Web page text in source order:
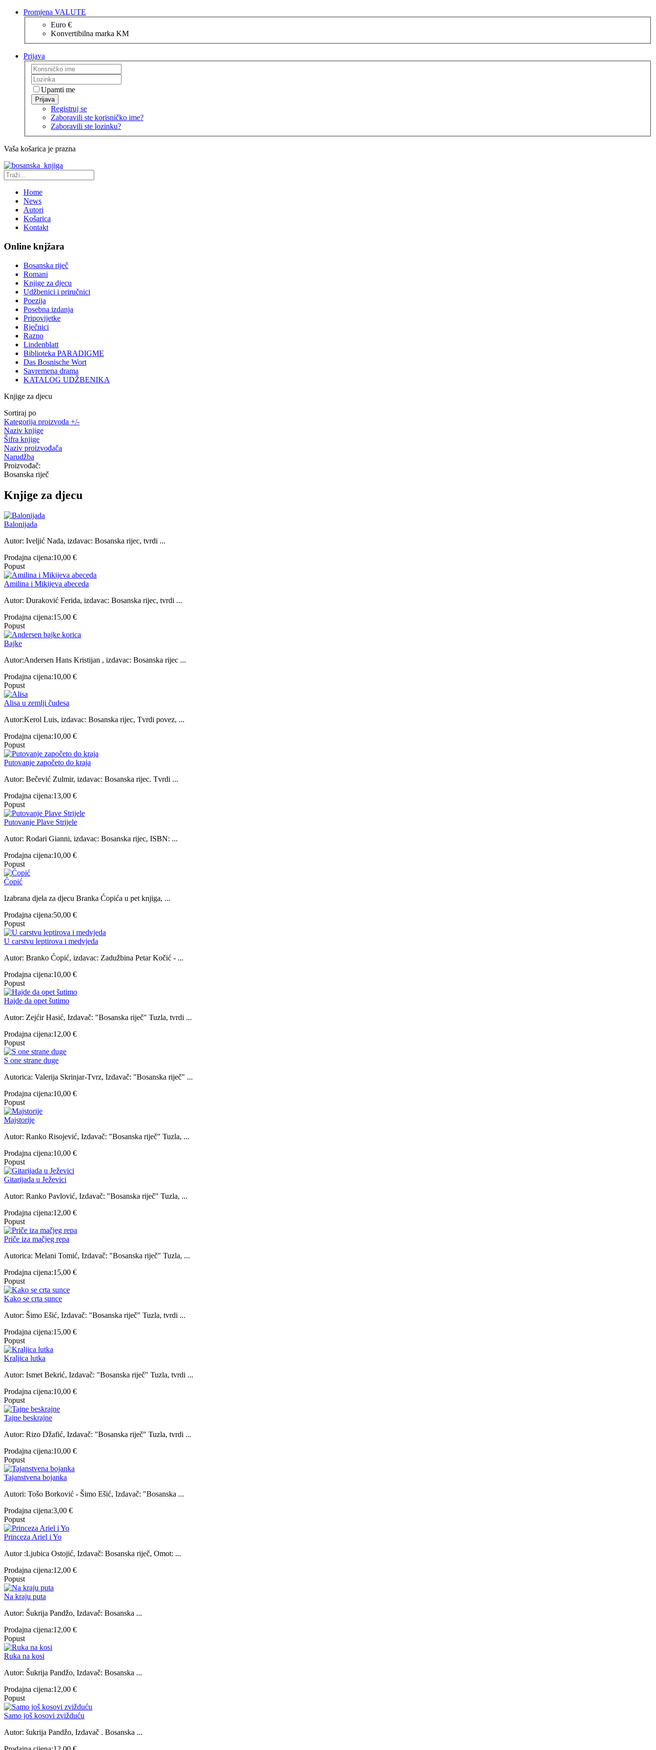
Promjena VALUTE
Euro €
Konvertibilna marka KM
Prijava
Upamti me
Prijava
Registruj se
Zaboravili ste korisničko ime?
Zaboravili ste lozinku?
Vaša košarica je prazna
Home
News
Autori
Košarica
Kontakt
Online knjžara
Bosanska riječ
Romani
Knjige za djecu
Udžbenici i priručnici
Poezija
Posebna izdanja
Pripovijetke
Rječnici
Razno
Lindenblatt
Biblioteka PARADIGME
Das Bosnische Wort
Savremena drama
KATALOG UDŽBENIKA
Knjige za djecu
Sortiraj po
Kategorija proizvoda +/-
Naziv knjige
Šifra knjige
Naziv proizvođača
Narudžba
Proizvođač:
Bosanska riječ
Knjige za djecu
Balonijada
Autor: Iveljić Nada, izdavac: Bosanska rijec, tvrdi ...
Prodajna cijena:10,00 €
Popust
Amilina i Mikijeva abeceda
Autor: Duraković Ferida, izdavac: Bosanska rijec, tvrdi ...
Prodajna cijena:15,00 €
Popust
Bajke
Autor:Andersen Hans Kristijan , izdavac: Bosanska rijec ...
Prodajna cijena:10,00 €
Popust
Alisa u zemlji čudesa
Autor:Kerol Luis, izdavac: Bosanska rijec, Tvrdi povez, ...
Prodajna cijena:10,00 €
Popust
Putovanje započeto do kraja
Autor: Bečević Zulmir, izdavac: Bosanska rijec. Tvrdi ...
Prodajna cijena:13,00 €
Popust
Putovanje Plave Strijele
Autor: Rodari Gianni, izdavac: Bosanska rijec, ISBN: ...
Prodajna cijena:10,00 €
Popust
Ćopić
Izabrana djela za djecu Branka Ćopića u pet knjiga, ...
Prodajna cijena:50,00 €
Popust
U carstvu leptirova i medvjeda
Autor: Branko Ćopić, izdavac: Zadužbina Petar Kočić - ...
Prodajna cijena:10,00 €
Popust
Hajde da opet šutimo
Autor: Zejćir Hasić, Izdavač: "Bosanska riječ" Tuzla, tvrdi ...
Prodajna cijena:12,00 €
Popust
S one strane duge
Autorica: Valerija Skrinjar-Tvrz, Izdavač: "Bosanska riječ" ...
Prodajna cijena:10,00 €
Popust
Majstorije
Autor: Ranko Risojević, Izdavač: "Bosanska riječ" Tuzla, ...
Prodajna cijena:10,00 €
Popust
Gitarijada u Ježevici
Autor: Ranko Pavlović, Izdavač: "Bosanska riječ" Tuzla, ...
Prodajna cijena:12,00 €
Popust
Priče iza mačjeg repa
Autorica: Melani Tomić, Izdavač: "Bosanska riječ" Tuzla, ...
Prodajna cijena:15,00 €
Popust
Kako se crta sunce
Autor: Šimo Ešić, Izdavač: "Bosanska riječ" Tuzla, tvrdi ...
Prodajna cijena:15,00 €
Popust
Kraljica lutka
Autor: Ismet Bekrić, Izdavač: "Bosanska riječ" Tuzla, tvrdi ...
Prodajna cijena:10,00 €
Popust
Tajne beskrajne
Autor: Rizo Džafić, Izdavač: "Bosanska riječ" Tuzla, tvrdi ...
Prodajna cijena:10,00 €
Popust
Tajanstvena bojanka
Autori: Tošo Borković - Šimo Ešić, Izdavač: "Bosanska ...
Prodajna cijena:3,00 €
Popust
Princeza Ariel i Yo
Autor :Ljubica Ostojić, Izdavač: Bosanska riječ, Omot: ...
Prodajna cijena:12,00 €
Popust
Na kraju puta
Autor: Šukrija Pandžo, Izdavač: Bosanska ...
Prodajna cijena:12,00 €
Popust
Ruka na kosi
Autor: Šukrija Pandžo, Izdavač: Bosanska ...
Prodajna cijena:12,00 €
Popust
Samo još kosovi zvižduću
Autor: šukrija Pandžo, Izdavač . Bosanska ...